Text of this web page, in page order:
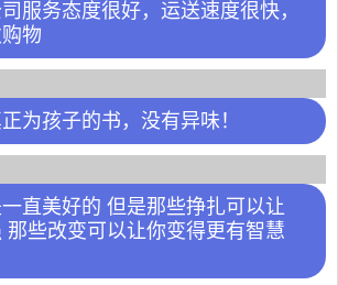
服务态度很好，运送速度很快，
物
为孩子的书，没有异味！
直美好的 但是那些挣扎可以让
那些改变可以让你变得更有智慧